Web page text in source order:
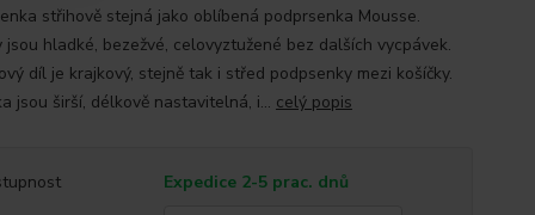
střihově stejná jako oblíbená podprsenka Mousse.
jsou hladké, bezežvé, celovyztužené bez dalších vycpávek.
díl je krajkový, stejně tak i střed podpsenky mezi košíčky.
jsou širší, délkově nastavitelná, i... celý popis
Expedice 2-5 prac. dnů